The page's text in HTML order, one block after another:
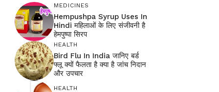
MEDICINES
Hempushpa Syrup Uses In
Hindi महिलाओं के लिए संजीवनी है
हेमपुष्पा सिरप
HEALTH
Bird Flu In India जानिए बर्ड
फ्लू क्यों फैलता है क्या है जांच निदान
और उपचार
HEALTH